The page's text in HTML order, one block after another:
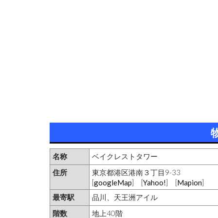
名称
ベイクレストタワー
住所
東京都港区港南３丁目9-33
[googleMap] [Yahoo!] [Mapion]
最寄駅
品川、天王洲アイル
階数
地上40階